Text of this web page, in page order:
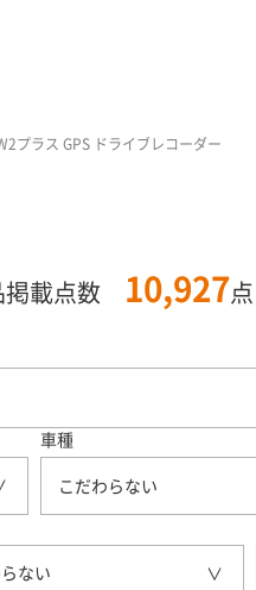
プラス GPS ドライブレコーダー
掲載点数 10,927点
車種
こだわらない
ない